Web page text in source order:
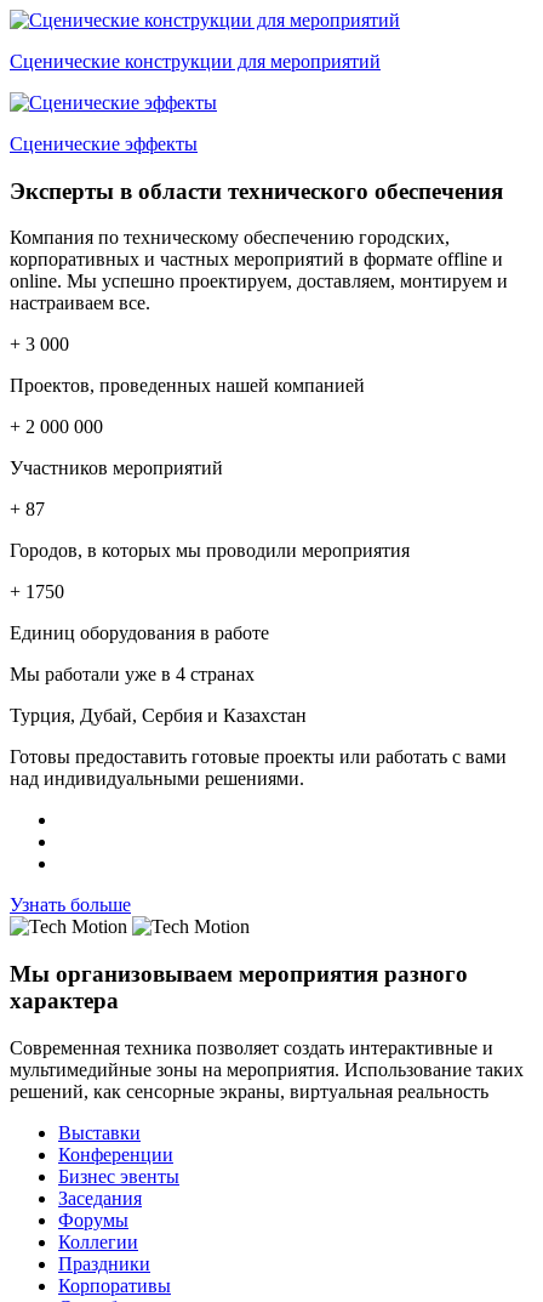
Сценические конструкции для мероприятий
Сценические эффекты
Эксперты в области технического обеспечения
Компания по техническому обеспечению городских,
корпоративных и частных мероприятий в формате offline и
online. Мы успешно проектируем, доставляем, монтируем и
настраиваем все.
+ 3 000
Проектов, проведенных нашей компанией
+ 2 000 000
Участников мероприятий
+ 87
Городов, в которых мы проводили мероприятия
+ 1750
Единиц оборудования в работе
Мы работали уже в 4 странах
Турция, Дубай, Сербия и Казахстан
Готовы предоставить готовые проекты или работать с вами
над индивидуальными решениями.
Узнать больше
Мы организовываем мероприятия разного
характера
Современная техника позволяет создать интерактивные и
мультимедийные зоны на мероприятия. Использование таких
решений, как сенсорные экраны, виртуальная реальность
Выставки
Конференции
Бизнес эвенты
Заседания
Форумы
Коллегии
Праздники
Корпоративы